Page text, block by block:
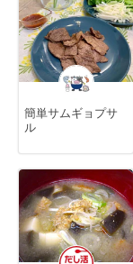
簡単サムギョプサ
ル